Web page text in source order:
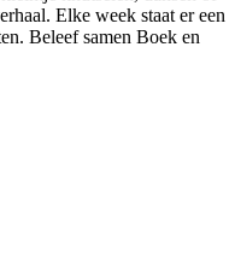
Elke week staat er een
Beleef samen Boek en